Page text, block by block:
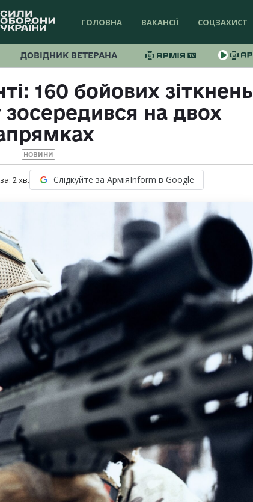
ГОЛОВНА ВАКАНСІЇ СОЦЗАХИСТ
ДОВІДНИК ВЕТЕРАНА
160 бойових зіткнень
зосередився на двох
НОВИНИ
2хв. Слідкуйте за АрміяInform в Google